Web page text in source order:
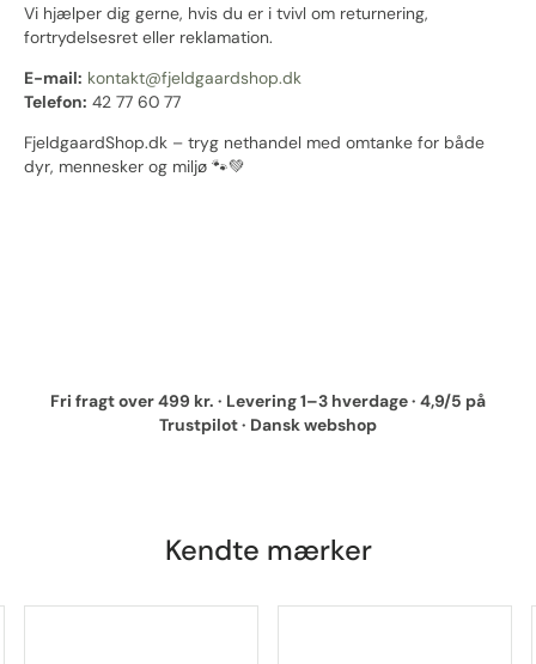
Vi hjælper dig gerne, hvis du er i tvivl om returnering,
fortrydelsesret eller reklamation.
E-mail: kontakt@fjeldgaardshop.dk
Telefon: 42 77 60 77
FjeldgaardShop.dk – tryg nethandel med omtanke for både
dyr, mennesker og miljø 🐾💚
Fri fragt over 499 kr. · Levering 1–3 hverdage · 4,9/5 på
Trustpilot · Dansk webshop
Kendte mærker